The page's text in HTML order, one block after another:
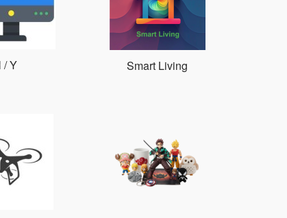
/ Υ Smart Living